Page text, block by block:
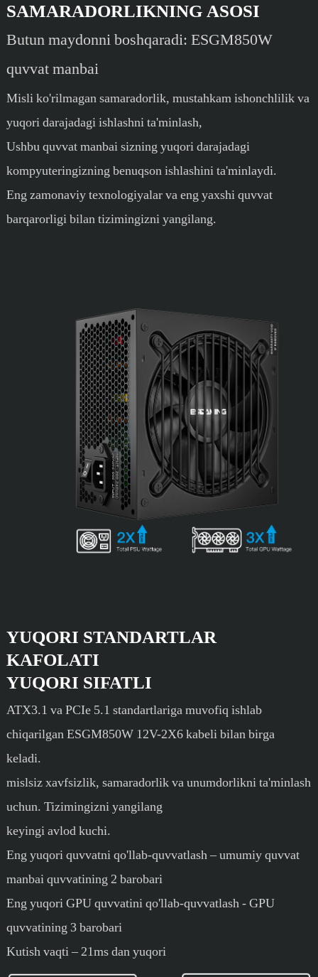
SAMARADORLIKNING ASOSI
Butun maydonni boshqaradi: ESGM850W
quvvat manbai
Misli ko'rilmagan samaradorlik, mustahkam ishonchlilik va
yuqori darajadagi ishlashni ta'minlash,
Ushbu quvvat manbai sizning yuqori darajadagi
kompyuteringizning benuqson ishlashini ta'minlaydi.
Eng zamonaviy texnologiyalar va eng yaxshi quvvat
barqarorligi bilan tizimingizni yangilang.
YUQORI STANDARTLAR
KAFOLATI
YUQORI SIFATLI
ATX3.1 va PCIe 5.1 standartlariga muvofiq ishlab
chiqarilgan ESGM850W 12V-2X6 kabeli bilan birga
keladi.
mislsiz xavfsizlik, samaradorlik va unumdorlikni ta'minlash
uchun. Tizimingizni yangilang
keyingi avlod kuchi.
Eng yuqori quvvatni qo'llab-quvvatlash – umumiy quvvat
manbai quvvatining 2 barobari
Eng yuqori GPU quvvatini qo'llab-quvvatlash - GPU
quvvatining 3 barobari
Kutish vaqti – 21ms dan yuqori